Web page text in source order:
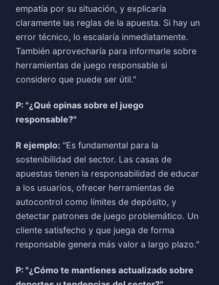
empatía por su situación, y explicaría
claramente las reglas de la apuesta. Si hay un
error técnico, lo escalaría inmediatamente.
También aprovecharía para informarle sobre
herramientas de juego responsable si
considero que puede ser útil."
P: "¿Qué opinas sobre el juego
responsable?"
R ejemplo: "Es fundamental para la
sostenibilidad del sector. Las casas de
apuestas tienen la responsabilidad de educar
a los usuarios, ofrecer herramientas de
autocontrol como límites de depósito, y
detectar patrones de juego problemático. Un
cliente satisfecho y que juega de forma
responsable genera más valor a largo plazo."
P: "¿Cómo te mantienes actualizado sobre